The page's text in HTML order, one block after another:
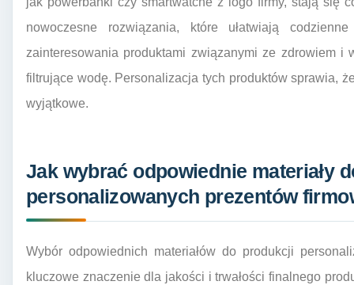
nowoczesne rozwiązania, które ułatwiają
zainteresowania produktami związanymi ze zdrowiem
filtrujące wodę. Personalizacja tych produktów sprawia,
wyjątkowe.
Jak wybrać odpowiednie materiały
personalizowanych prezentów
Wybór odpowiednich materiałów do produkcji
kluczowe znaczenie dla jakości i trwałości finalnego